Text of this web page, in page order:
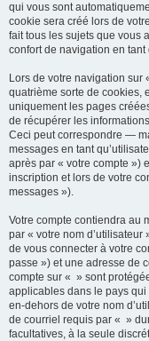
qui vous sont
cookie sera créé lors de
fait tous les sujets que vous
confort de navigation en tant
Lors de votre navigation
quatrième sorte de cookies,
uniquement les pages
de récupérer les
Ceci peut correspondre —
messages en tant
après par « votre compte »)
inscription et lors de votre
messages »).
Votre compte contiendra au
par « votre nom
de vous connecter à votre
passe ») et une adresse de
compte sur « » sont
applicables dans le pays
en-dehors de votre nom
de courriel requis par « »
facultatives, à la seule